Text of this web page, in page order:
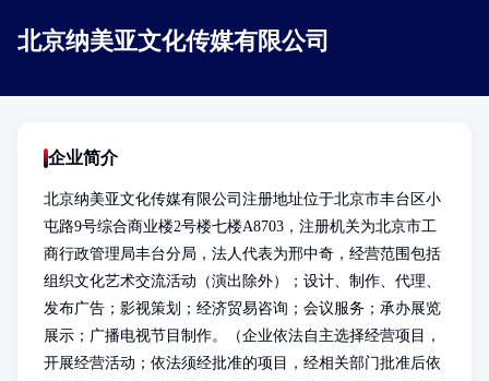
北京纳美亚文化传媒有限公司
企业简介
北京纳美亚文化传媒有限公司注册地址位于北京市丰台区小
屯路9号综合商业楼2号楼七楼A8703，注册机关为北京市工
商行政管理局丰台分局，法人代表为邢中奇，经营范围包括
组织文化艺术交流活动（演出除外）；设计、制作、代理、
发布广告；影视策划；经济贸易咨询；会议服务；承办展览
展示；广播电视节目制作。（企业依法自主选择经营项目，
开展经营活动；依法须经批准的项目，经相关部门批准后依